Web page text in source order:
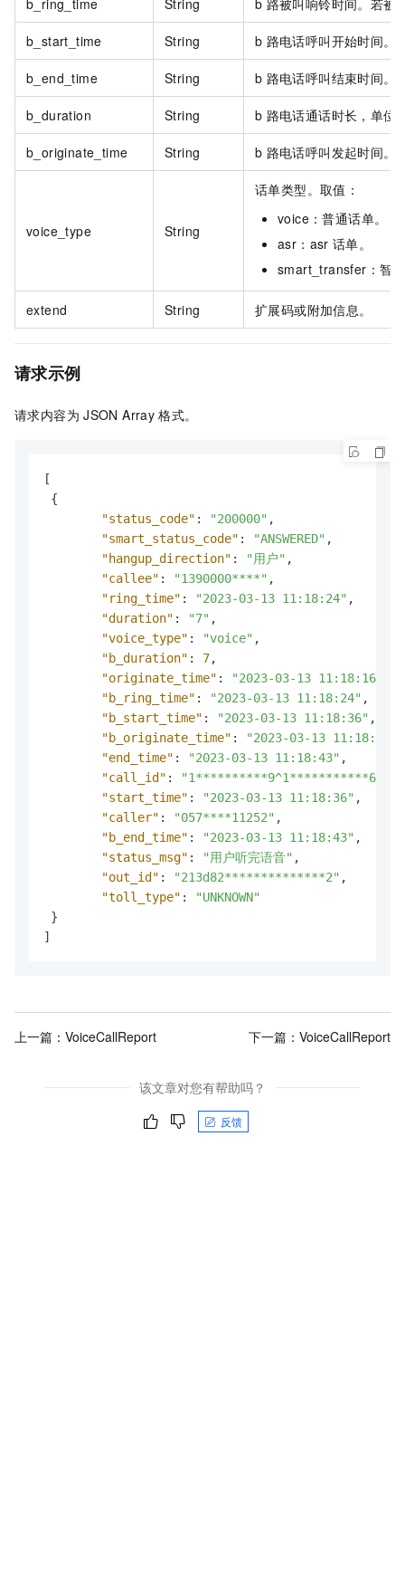
b_ring_time String b 路被叫响铃时间。若被
b_start_time String b 路电话呼叫开始时间。
b_end_time String b 路电话呼叫结束时间。
b_duration String b 路电话通话时长，单位
b_originate_time String b 路电话呼叫发起时间。
voice_type String
话单类型。取值：
voice：普通话单。
asr：asr 话单。
smart_transfer：智
extend String 扩展码或附加信息。
请求示例
请求内容为 JSON Array 格式。
[
{
"status_code" : "200000" ,
"smart_status_code" : "ANSWERED" ,
"hangup_direction" : "用户" ,
"callee" : "1390000****" ,
"ring_time" : "2023-03-13 11:18:24" ,
"duration" : "7" ,
"voice_type" : "voice" ,
"b_duration" : 7,
"originate_time" : "2023-03-13 11:18:16"
"b_ring_time" : "2023-03-13 11:18:24" ,
"b_start_time" : "2023-03-13 11:18:36" ,
"b_originate_time" : "2023-03-13 11:18:16"
"end_time" : "2023-03-13 11:18:43" ,
"call_id" : "1**********9^1***********6"
"start_time" : "2023-03-13 11:18:36" ,
"caller" : "057****11252" ,
"b_end_time" : "2023-03-13 11:18:43" ,
"status_msg" : "用户听完语音" ,
"out_id" : "213d82**************2" ,
"toll_type" :
"UNKNOWN"
}
]
上一篇： VoiceCallReport 下一篇： VoiceCallReport
该文章对您有帮助吗？
反馈